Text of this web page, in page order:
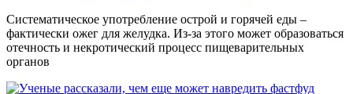
Систематическое употребление острой и горячей еды –
фактически ожег для желудка. Из-за этого может образоваться
отечность и некротический процесс пищеварительных
органов